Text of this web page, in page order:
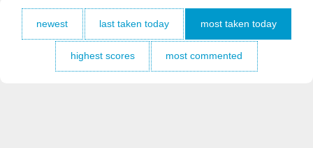
newest last taken today most taken today
highest scores most commented